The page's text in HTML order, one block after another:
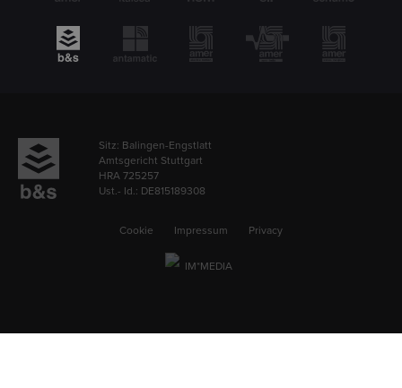
Sitz: Balingen-Engstlatt
Amtsgericht Stuttgart
HRA 725257
Ust.- Id.: DE815189308
Cookie Impressum Privacy